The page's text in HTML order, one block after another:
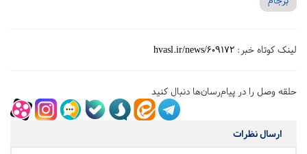
لینک کوتاه خبر: hvasl.ir/news/609172
حلقه وصل را در پیام‌رسان‌ها دنبال کنید
ارسال نظرات